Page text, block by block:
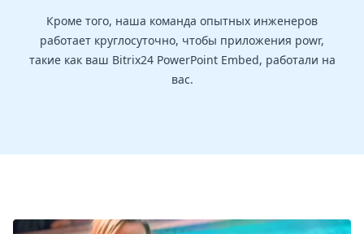
Кроме того, наша команда опытных инженеров
работает круглосуточно, чтобы приложения powr,
такие как ваш Bitrix24 PowerPoint Embed, работали на
вас.